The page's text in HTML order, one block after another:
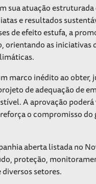
sua atuação
e resultados
de efeito estufa, a
as iniciativas
marco inédito ao
de adequação de
A aprovação
o compromisso
aberta listada no
proteção,
setores.